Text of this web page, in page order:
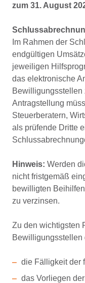
zum 31. August
Im Rahmen der
endgültigen
jeweiligen
das elektronische
Bewilligungsstellen
Antragstellung
Steuerberatern,
als prüfende Dritte
Hinweis: Werden
nicht fristgemäß
bewilligten
zu verzinsen.
Zu den wichtigsten
Bewilligungsstellen
die Fälligkeit der
das Vorliegen